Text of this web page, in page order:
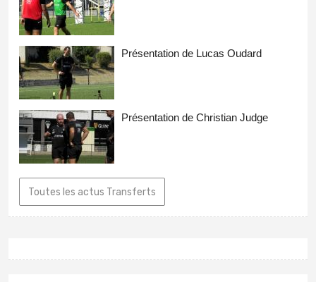
Présentation de Lucas Oudard
Présentation de Christian Judge
Toutes les actus Transferts